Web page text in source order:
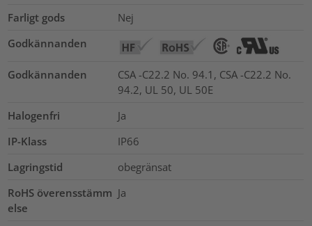
Farligt gods
Nej
Godkännanden
Godkännanden
CSA -C22.2 No. 94.1, CSA -C22.2 No.
94.2, UL 50, UL 50E
Halogenfri
Ja
IP-Klass
IP66
Lagringstid
obegränsat
RoHS överensstämm
else
Ja